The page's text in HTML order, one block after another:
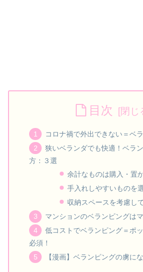
目次
コロナ禍で外出できない＝ベ
狭いベランダでも快適！ベラ
方：３選
余計なものは購入・置
手入れしやすいものを
収納スペースを考慮し
マンションのベランピングは
低コストでベランピング＝ポ
必須！
【漫画】ベランピングの虜に